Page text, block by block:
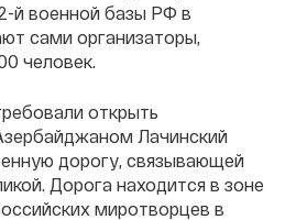
й военной базы РФ в
сами организаторы,
человек.
открыть
Лачинский
дорогу, связывающей
Дорога находится в зоне
миротворцев в